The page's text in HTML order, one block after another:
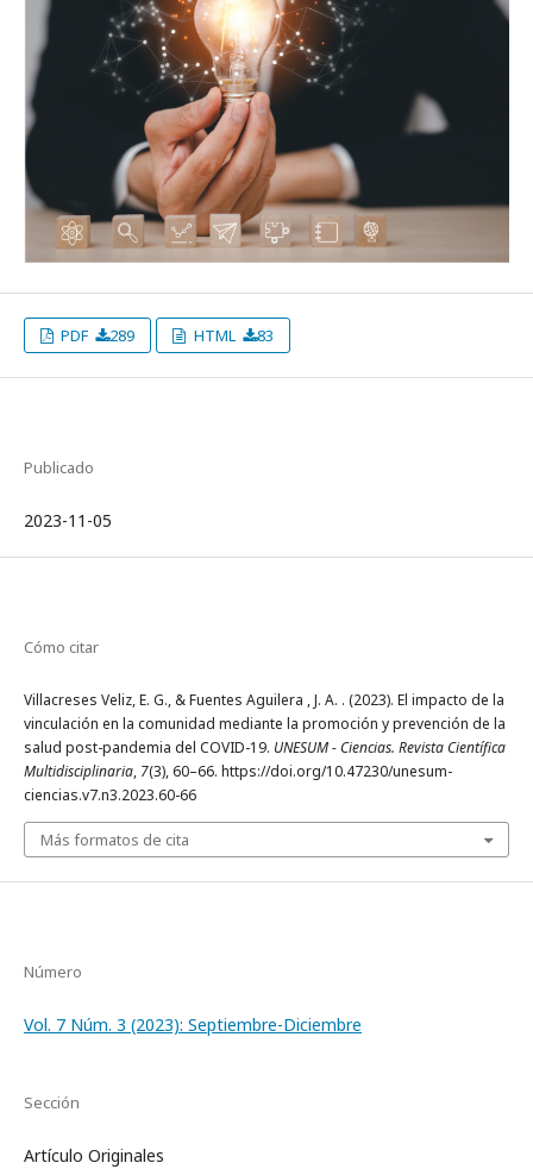
PDF 289 HTML 83
Publicado
2023-11-05
Cómo citar
Villacreses Veliz, E. G., & Fuentes Aguilera , J. A. . (2023). El impacto de la
vinculación en la comunidad mediante la promoción y prevención de la
salud post-pandemia del COVID-19. UNESUM - Ciencias. Revista Científica
Multidisciplinaria, 7(3), 60–66. https://doi.org/10.47230/unesum-
ciencias.v7.n3.2023.60-66
Más formatos de cita
Número
Vol. 7 Núm. 3 (2023): Septiembre-Diciembre
Sección
Artículo Originales